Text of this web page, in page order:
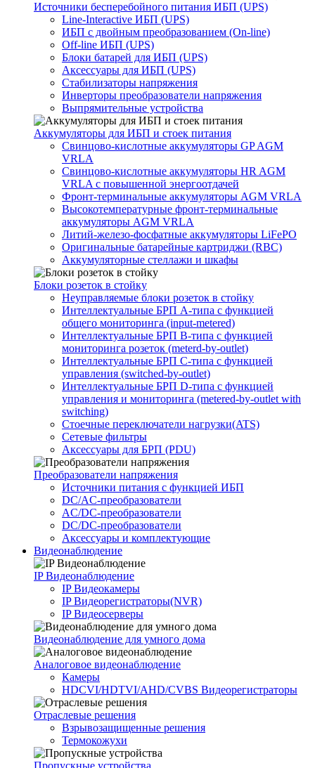
Источники бесперебойного питания ИБП (UPS)
Line-Interactive ИБП (UPS)
ИБП с двойным преобразованием (On-line)
Off-line ИБП (UPS)
Блоки батарей для ИБП (UPS)
Аксессуары для ИБП (UPS)
Стабилизаторы напряжения
Инверторы преобразователи напряжения
Выпрямительные устройства
Аккумуляторы для ИБП и стоек питания
Свинцово-кислотные аккумуляторы GP AGM
VRLA
Свинцово-кислотные аккумуляторы HR AGM
VRLA с повышенной энергоотдачей
Фронт-терминальные аккумуляторы AGM VRLA
Высокотемпературные фронт-терминальные
аккумуляторы AGM VRLA
Литий-железо-фосфатные аккумуляторы LiFePO
Оригинальные батарейные картриджи (RBC)
Аккумуляторные стеллажи и шкафы
Блоки розеток в стойку
Неуправляемые блоки розеток в стойку
Интеллектуальные БРП А-типа с функцией
общего мониторинга (input-metered)
Интеллектуальные БРП B-типа с функцией
мониторинга розеток (meterd-by-outlet)
Интеллектуальные БРП C-типа с функцией
управления (switched-by-outlet)
Интеллектуальные БРП D-типа с функцией
управления и мониторинга (metered-by-outlet with
switching)
Стоечные переключатели нагрузки(ATS)
Сетевые фильтры
Аксессуары для БРП (PDU)
Преобразователи напряжения
Источники питания c функцией ИБП
DC/AC-преобразователи
AC/DC-преобразователи
DC/DC-преобразователи
Аксессуары и комплектующие
Видеонаблюдение
IP Видеонаблюдение
IP Видеокамеры
IP Видеорегистраторы(NVR)
IP Видеосерверы
Видеонаблюдение для умного дома
Аналоговое видеонаблюдение
Камеры
HDCVI/HDTVI/AHD/CVBS Видеорегистраторы
Отраслевые решения
Взрывозащищенные решения
Термокожухи
Пропускные устройства